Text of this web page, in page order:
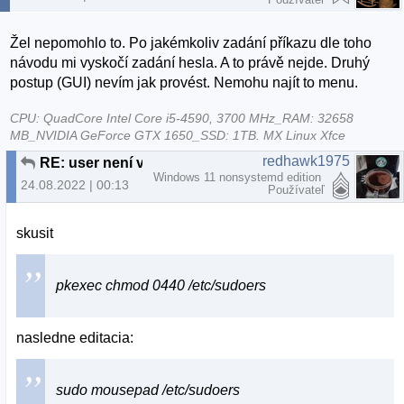
Žel nepomohlo to. Po jakémkoliv zadání příkazu dle toho
návodu mi vyskočí zadání hesla. A to právě nejde. Druhý
postup (GUI) nevím jak provést. Nemohu najít to menu.
CPU: QuadCore Intel Core i5-4590, 3700 MHz_RAM: 32658
MB_NVIDIA GeForce GTX 1650_SSD: 1TB. MX Linux Xfce
24.08.2022 | 00:13
redhawk1975
Windows 11 nonsystemd edition
Používateľ
skusit
pkexec chmod 0440 /etc/sudoers
nasledne editacia:
sudo mousepad /etc/sudoers